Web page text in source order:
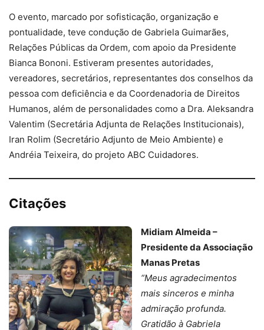
O evento, marcado por sofisticação, organização e
pontualidade, teve condução de Gabriela Guimarães,
Relações Públicas da Ordem, com apoio da Presidente
Bianca Bononi. Estiveram presentes autoridades,
vereadores, secretários, representantes dos conselhos da
pessoa com deficiência e da Coordenadoria de Direitos
Humanos, além de personalidades como a Dra. Aleksandra
Valentim (Secretária Adjunta de Relações Institucionais),
Iran Rolim (Secretário Adjunto de Meio Ambiente) e
Andréia Teixeira, do projeto ABC Cuidadores.
Citações
Midiam Almeida –
Presidente da Associação
Manas Pretas
“Meus agradecimentos
mais sinceros e minha
admiração profunda.
Gratidão à Gabriela